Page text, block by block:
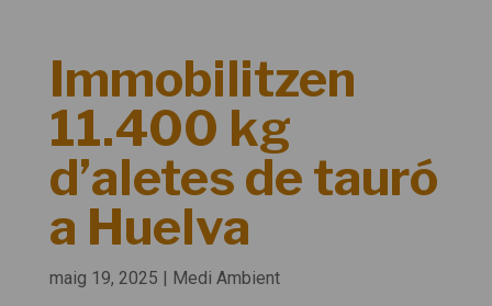
Immobilitzen
11.400 kg
d’aletes de tauró
a Huelva
maig 19, 2025 | Medi Ambient